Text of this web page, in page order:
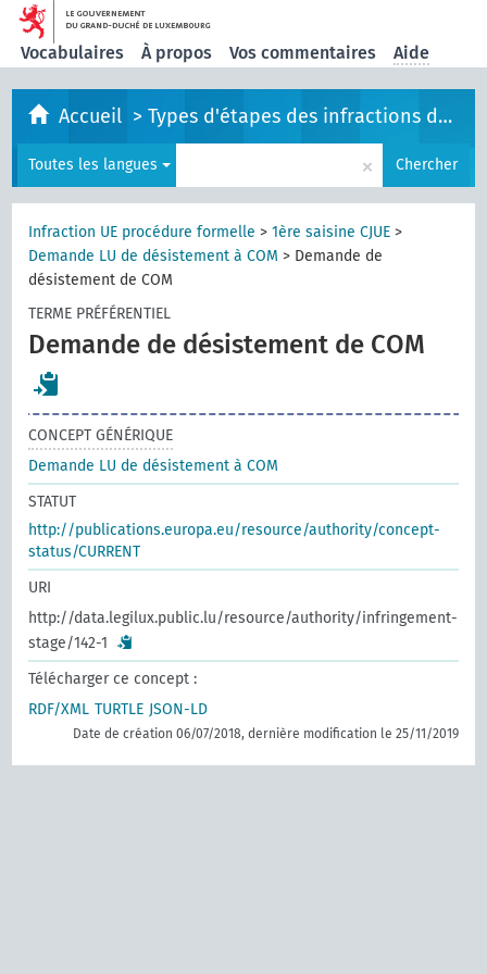
Vocabulaires À propos Vos commentaires Aide
Accueil >Types d'étapes des infractions de l'UE
Toutes les langues × Chercher
Infraction UE procédure formelle >1ère saisine CJUE >
Demande LU de désistement à COM > Demande de
désistement de COM
TERME PRÉFÉRENTIEL
Demande de désistement de COM
CONCEPT GÉNÉRIQUE
Demande LU de désistement à COM
STATUT
http://publications.europa.eu/resource/authority/concept-
status/CURRENT
URI
http://data.legilux.public.lu/resource/authority/infringement-
stage/142-1
Télécharger ce concept :
RDF/XML TURTLE JSON-LD
Date de création 06/07/2018, dernière modification le 25/11/2019